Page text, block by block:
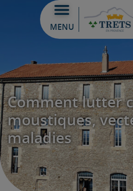
MENU
Comment lutter
moustiques,
maladies